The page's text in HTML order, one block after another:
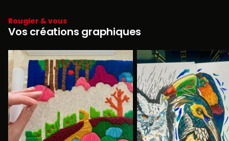
Rougier & vous
Vos créations graphiques